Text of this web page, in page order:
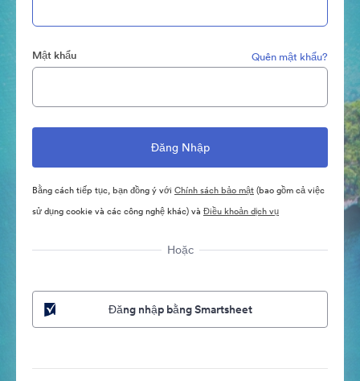
Mật khẩu Quên mật khẩu?
Bằng cách tiếp tục, bạn đồng ý với Chính sách bảo mật(bao gồm cả việc
sử dụng cookie và các công nghệ khác) và Điều khoản dịch vụ
Hoặc
Đăng nhập bằng Smartsheet